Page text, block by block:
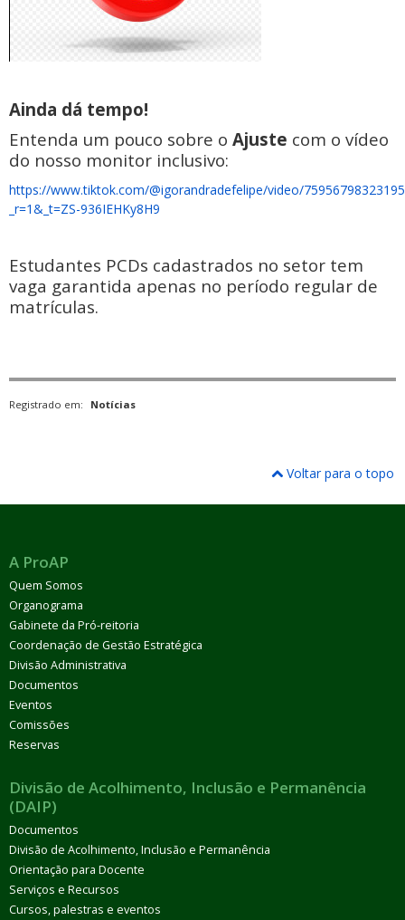
Ainda dá tempo!
Entenda um pouco sobre o Ajuste com o vídeo
do nosso monitor inclusivo:
https://www.tiktok.com/@igorandradefelipe/video/
_r=1&_t=ZS-936IEHKy8H9
Estudantes PCDs cadastrados no setor tem
vaga garantida apenas no período regular de
matrículas.
Registrado em: Notícias
Voltar para o topo
A ProAP
Quem Somos
Organograma
Gabinete da Pró-reitoria
Coordenação de Gestão Estratégica
Divisão Administrativa
Documentos
Eventos
Comissões
Reservas
Divisão de Acolhimento, Inclusão e Permanência
(DAIP)
Documentos
Divisão de Acolhimento, Inclusão e Permanência
Orientação para Docente
Serviços e Recursos
Cursos, palestras e eventos